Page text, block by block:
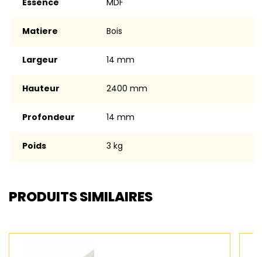
Essence MDF
Matiere Bois
Largeur 14 mm
Hauteur 2400 mm
Profondeur 14 mm
Poids 3 kg
PRODUITS SIMILAIRES